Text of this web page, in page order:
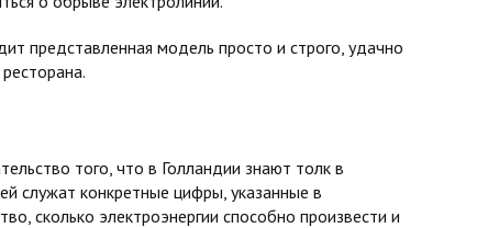
представленная модель просто и строго, удачно
того, что в Голландии знают толк в
служат конкретные цифры, указанные в
сколько электроэнергии способно произвести и